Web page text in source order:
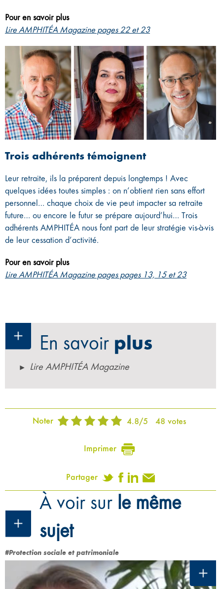
Pour en savoir plus
Lire AMPHITÉA Magazine pages 22 et 23
Trois adhérents témoignent
Leur retraite, ils la préparent depuis longtemps ! Avec
quelques idées toutes simples : on n’obtient rien sans effort
personnel… chaque choix de vie peut impacter sa retraite
future… ou encore le futur se prépare aujourd’hui… Trois
adhérents AMPHITÉA nous font part de leur stratégie vis-à-vis
de leur cessation d’activité.
Pour en savoir plus
Lire AMPHITÉA Magazine pages pages 13, 15 et 23
En savoir plus
Lire AMPHITÉA Magazine
Noter 4.8/5 48 votes
Imprimer
Partager
À voir sur le même
sujet
#Protection sociale et patrimoniale